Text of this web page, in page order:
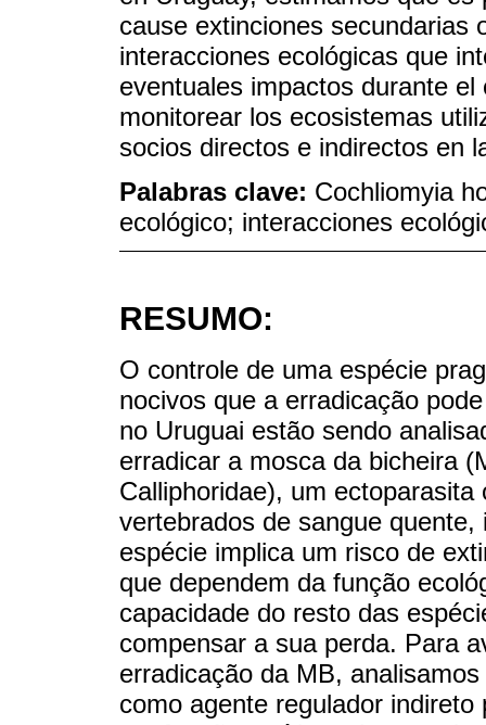
cause extinciones secundarias
interacciones ecológicas que
eventuales impactos durante
monitorear los ecosistemas
socios directos e indirectos en
Palabras clave: Cochliomyia
ecológico; interacciones
RESUMO:
O controle de uma espécie
nocivos que a erradicação
no Uruguai estão sendo
erradicar a mosca da bicheira
Calliphoridae), um
vertebrados de sangue
espécie implica um risco de
que dependem da função
capacidade do resto das
compensar a sua perda. Para
erradicação da MB,
como agente regulador